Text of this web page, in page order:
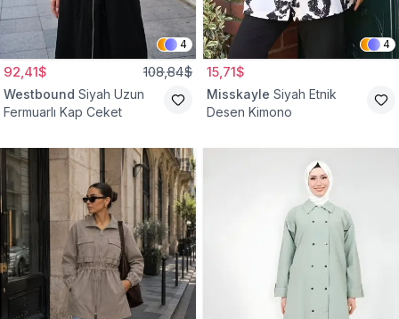
4
92,41$ 108,84$
Westbound Siyah Uzun
Fermuarlı Kap Ceket
4
15,71$
Misskayle Siyah Etnik
Desen Kimono